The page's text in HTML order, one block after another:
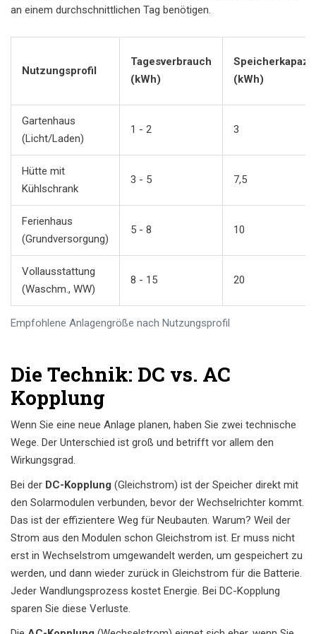
an einem durchschnittlichen Tag benötigen.
Empfohlene Anlagengröße nach Nutzungsprofil
Nutzungsprofil
Tagesverbrauch
(kWh)
(kWh)
Gartenhaus
(Licht/Laden)
1 - 2 3
Hütte mit
Kühlschrank
3 - 5 7,5
Ferienhaus
(Grundversorgung)
5 - 8 10
Vollausstattung
(Waschm., WW)
8 - 15 20
Die Technik: DC vs. AC
Kopplung
Wenn Sie eine neue Anlage planen, haben Sie zwei technische
Wege. Der Unterschied ist groß und betrifft vor allem den
Wirkungsgrad.
Bei der DC-Kopplung (Gleichstrom) ist der Speicher direkt mit
den Solarmodulen verbunden, bevor der Wechselrichter kommt.
Das ist der effizientere Weg für Neubauten. Warum? Weil der
Strom aus den Modulen schon Gleichstrom ist. Er muss nicht
erst in Wechselstrom umgewandelt werden, um gespeichert zu
werden, und dann wieder zurück in Gleichstrom für die Batterie.
Jeder Wandlungsprozess kostet Energie. Bei DC-Kopplung
sparen Sie diese Verluste.